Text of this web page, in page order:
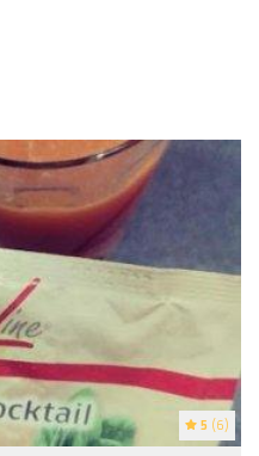
5 (6)